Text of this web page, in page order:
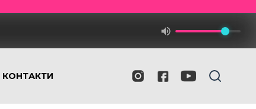
КОНТАКТИ